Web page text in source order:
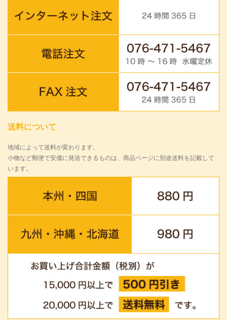
送料について
地域によって送料が変わります。
小物など郵便で安価に発送できるものは、商品ページに別途送料を記載して
います。